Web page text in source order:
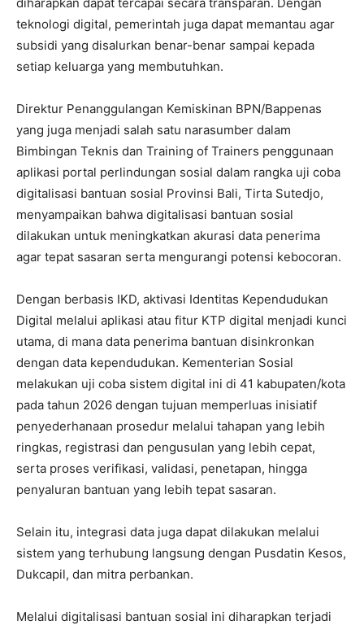
teknologi digital, pemerintah juga dapat memantau agar
subsidi yang disalurkan benar-benar sampai kepada
setiap keluarga yang membutuhkan.
Direktur Penanggulangan Kemiskinan BPN/Bappenas
yang juga menjadi salah satu narasumber dalam
Bimbingan Teknis dan Training of Trainers penggunaan
aplikasi portal perlindungan sosial dalam rangka uji coba
digitalisasi bantuan sosial Provinsi Bali, Tirta Sutedjo,
menyampaikan bahwa digitalisasi bantuan sosial
dilakukan untuk meningkatkan akurasi data penerima
agar tepat sasaran serta mengurangi potensi kebocoran.
Dengan berbasis IKD, aktivasi Identitas Kependudukan
Digital melalui aplikasi atau fitur KTP digital menjadi kunci
utama, di mana data penerima bantuan disinkronkan
dengan data kependudukan. Kementerian Sosial
melakukan uji coba sistem digital ini di 41 kabupaten/kota
pada tahun 2026 dengan tujuan memperluas inisiatif
penyederhanaan prosedur melalui tahapan yang lebih
ringkas, registrasi dan pengusulan yang lebih cepat,
serta proses verifikasi, validasi, penetapan, hingga
penyaluran bantuan yang lebih tepat sasaran.
Selain itu, integrasi data juga dapat dilakukan melalui
sistem yang terhubung langsung dengan Pusdatin Kesos,
Dukcapil, dan mitra perbankan.
Melalui digitalisasi bantuan sosial ini diharapkan terjadi